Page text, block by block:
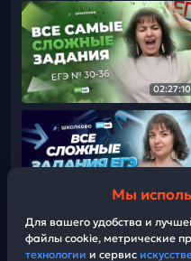
Больше полезного и
ВК
Тг
MAX
📕РешайКвизы от "Школково"
02:27:10
02:00:26
Мы
Для вашего удобства и
файлы cookie, метрические
технологии и сервис